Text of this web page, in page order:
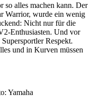
so alles machen kann. Der
Warrior, wurde ein wenig
Nicht nur für die
Enthusiasten. Und vor
Respekt.
und in Kurven müssen
Yamaha